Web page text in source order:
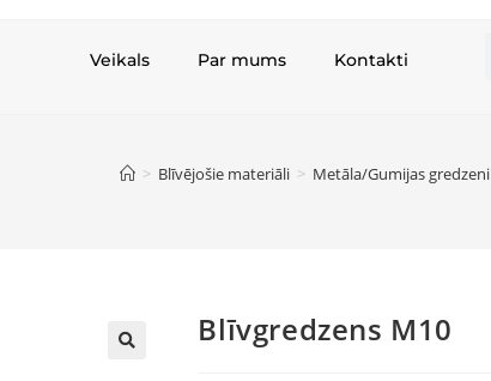
Veikals Par mums Kontakti
> Blīvējošie materiāli > Metāla/Gumijas gredzeni
Blīvgredzens M10